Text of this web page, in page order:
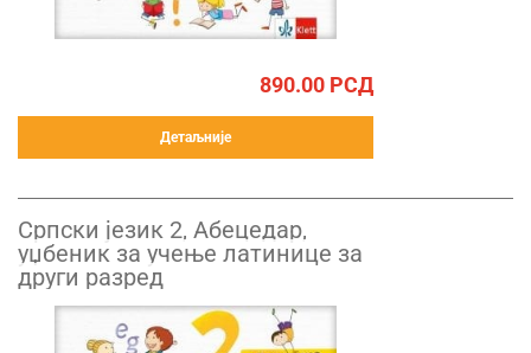
890.00 РСД
Детаљније
Српски језик 2, Абецедар,
уџбеник за учење латинице за
други разред